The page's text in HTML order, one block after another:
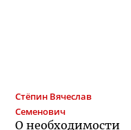
Стёпин Вячеслав
Семенович
О необходимости